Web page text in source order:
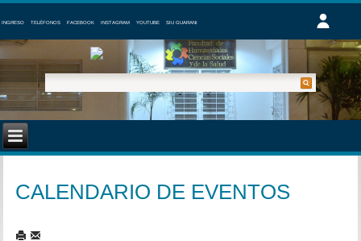
INGRESO TELÉFONOS FACEBOOK INSTAGRAM YOUTUBE SIU GUARANI
CALENDARIO DE EVENTOS